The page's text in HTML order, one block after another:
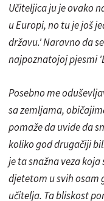
Učiteljica ju je ovako
u Europi, no tu je još
državu.' Naravno da
najpoznatojoj pjesmi
Posebno me
sa zemljama,
pomaže da uvide da
koliko god drugačiji
je ta snažna veza
djetetom u svih osam
učitelja. Ta bliskost